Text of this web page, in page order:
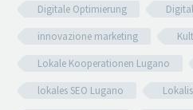
Digitale Optimierung
innovazione marketing
Lokale Kooperationen Lugano
lokales SEO Lugano